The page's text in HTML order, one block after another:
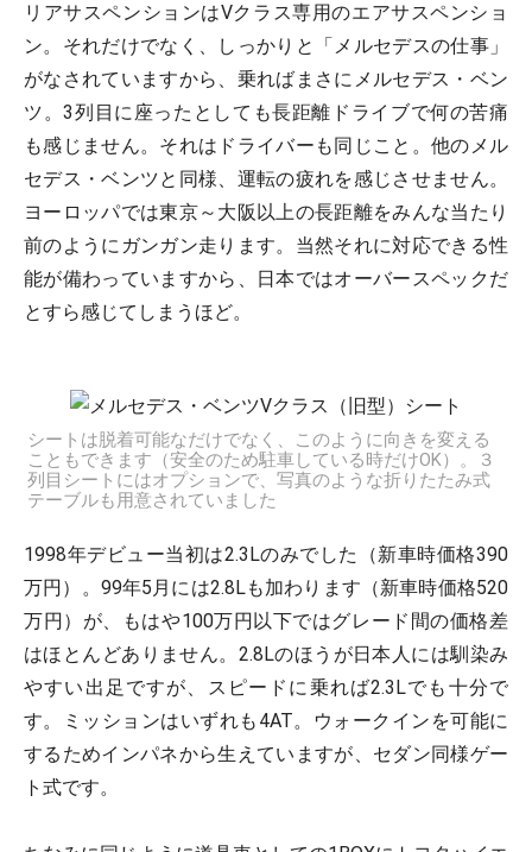
リアサスペンションはVクラス専用のエアサスペンショ
ン。それだけでなく、しっかりと「メルセデスの仕事」
がなされていますから、乗ればまさにメルセデス・ベン
ツ。3列目に座ったとしても長距離ドライブで何の苦痛
も感じません。それはドライバーも同じこと。他のメル
セデス・ベンツと同様、運転の疲れを感じさせません。
ヨーロッパでは東京～大阪以上の長距離をみんな当たり
前のようにガンガン走ります。当然それに対応できる性
能が備わっていますから、日本ではオーバースペックだ
とすら感じてしまうほど。
シートは脱着可能なだけでなく、このように向きを変える
こともできます（安全のため駐車している時だけOK）。３
列目シートにはオプションで、写真のような折りたたみ式
テーブルも用意されていました
1998年デビュー当初は2.3Lのみでした（新車時価格390
万円）。99年5月には2.8Lも加わります（新車時価格520
万円）が、もはや100万円以下ではグレード間の価格差
はほとんどありません。2.8Lのほうが日本人には馴染み
やすい出足ですが、スピードに乗れば2.3Lでも十分で
す。ミッションはいずれも4AT。ウォークインを可能に
するためインパネから生えていますが、セダン同様ゲー
ト式です。